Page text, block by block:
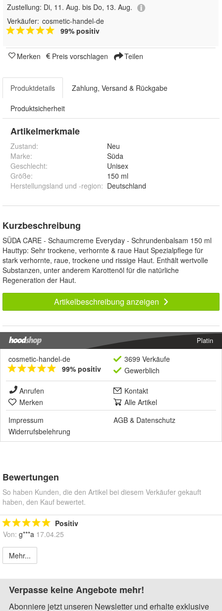
Zustellung: Di, 11. Aug. bis Do, 13. Aug.
Verkäufer: cosmetic-handel-de
99% positiv
Merken Preis vorschlagen Teilen
Produktdetails Zahlung, Versand & Rückgabe
Produktsicherheit
Artikelmerkmale
Zustand:
Neu
Marke:
Süda
Geschlecht:
Unisex
Größe:
150 ml
Herstellungsland und -region: Deutschland
Kurzbeschreibung
SÜDA CARE - Schaumcreme Everyday - Schrundenbalsam 150 ml
Hauttyp: Sehr trockene, verhornte & raue Haut Spezialpflege für
stark verhornte, raue, trockene und rissige Haut. Enthält wertvolle
Substanzen, unter anderem Karottenöl für die natürliche
Regeneration der Haut.
Artikelbeschreibung anzeigen
Platin
cosmetic-handel-de
99% positiv
3699 Verkäufe
Gewerblich
Anrufen
Kontakt
Merken
Alle Artikel
Impressum
AGB & Datenschutz
Widerrufsbelehrung
Bewertungen
So haben Kunden, die den Artikel bei diesem Verkäufer gekauft
haben, den Kauf bewertet.
Positiv
Von: g***a 17.04.25
Mehr...
Verpasse keine Angebote mehr!
Abonniere jetzt unseren Newsletter und erhalte exklusive